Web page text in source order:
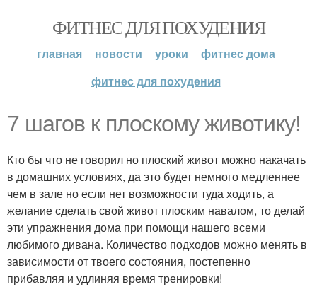
ФИТНЕС ДЛЯ ПОХУДЕНИЯ
главная новости уроки
фитнес дома
фитнес для похудения
7 шагов к плоскому животику!
Кто бы что не говорил но плоский живот можно накачать
в домашних условиях, да это будет немного медленнее
чем в зале но если нет возможности туда ходить, а
желание сделать свой живот плоским навалом, то делай
эти упражнения дома при помощи нашего всеми
любимого дивана. Количество подходов можно менять в
зависимости от твоего состояния, постепенно
прибавляя и удлиняя время тренировки!